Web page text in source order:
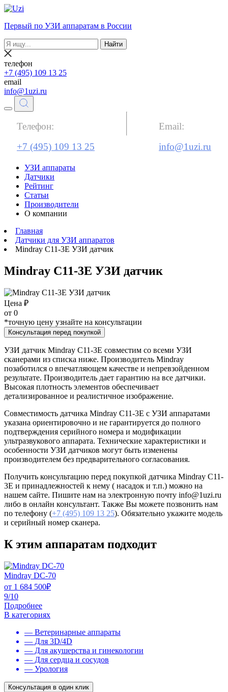
Первый по УЗИ аппаратам в России
Найти
телефон
+7 (495) 109 13 25
email
info@1uzi.ru
Телефон:
+7 (495) 109 13 25
Email:
info@1uzi.ru
УЗИ аппараты
Датчики
Рейтинг
Статьи
Производители
О компании
Главная
Датчики для УЗИ аппаратов
Mindray C11-3E УЗИ датчик
Mindray C11-3E УЗИ датчик
Цена ₽
от 0
*точную цену узнайте на консультации
Консультация перед покупкой
УЗИ датчик Mindray C11-3E совместим со всеми УЗИ
сканерами из списка ниже. Производитель Mindray
позаботился о впечатляющем качестве и непревзойденном
результате. Производитель дает гарантию на все датчики.
Высокая плотность элементов обеспечивает
детализированное и реалистичное изображение.
Совместимость датчика Mindray C11-3E с УЗИ аппаратами
указана ориентировочно и не гарантируется до полного
подтверждения серийного номера и модификации
ультразвукового аппарата. Технические характеристики и
особенности УЗИ датчиков могут быть изменены
производителем без предварительного согласования.
Получить консультацию перед покупкой датчика Mindray C11-
3E и принадлежностей к нему ( насадок и т.п.) можно на
нашем сайте. Пишите нам на электронную почту info@1uzi.ru
либо в онлайн консультант. Также Вы можете позвонить нам
по телефону (+7 (495) 109 13 25). Обязательно укажите модель
и серийный номер сканера.
К этим аппаратам подходит
Mindray DC-70
от 1 684 500₽
9/10
Подробнее
В категориях
— Ветеринарные аппараты
— Для 3D/4D
— Для акушерства и гинекологии
— Для сердца и сосудов
— Урология
Консультация в один клик